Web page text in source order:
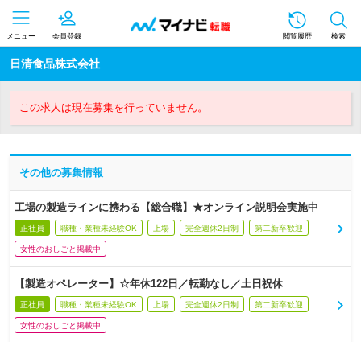
メニュー 会員登録 閲覧履歴 検索
日清食品株式会社
この求人は現在募集を行っていません。
その他の募集情報
工場の製造ラインに携わる【総合職】★オンライン説明会実施中
正社員 職種・業種未経験OK 上場 完全週休2日制 第二新卒歓迎
女性のおしごと掲載中
【製造オペレーター】☆年休122日／転勤なし／土日祝休
正社員 職種・業種未経験OK 上場 完全週休2日制 第二新卒歓迎
女性のおしごと掲載中